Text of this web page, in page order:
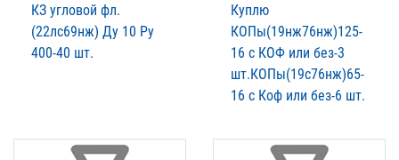
КЗ угловой фл.
(22лс69нж) Ду 10 Ру
400-40 шт.
Куплю
КОПы(19нж76нж)125-
16 с КОФ или без-3
шт.КОПы(19с76нж)65-
16 с Коф или без-6 шт.